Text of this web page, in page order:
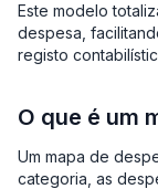
Este modelo
despesa,
registo
O que é um
Um mapa de
categoria, as